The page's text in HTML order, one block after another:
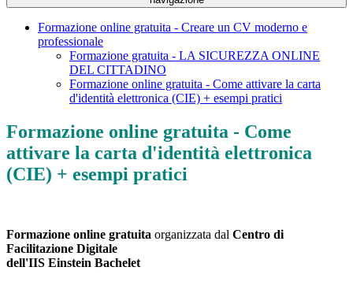
Formazione online gratuita - Creare un CV moderno e
professionale
Formazione gratuita - LA SICUREZZA ONLINE
DEL CITTADINO
Formazione online gratuita - Come attivare la carta
d'identità elettronica (CIE) + esempi pratici
Formazione online gratuita - Come
attivare la carta d'identità elettronica
(CIE) + esempi pratici
Formazione online gratuita organizzata dal Centro di
Facilitazione Digitale
dell'IIS Einstein Bachelet